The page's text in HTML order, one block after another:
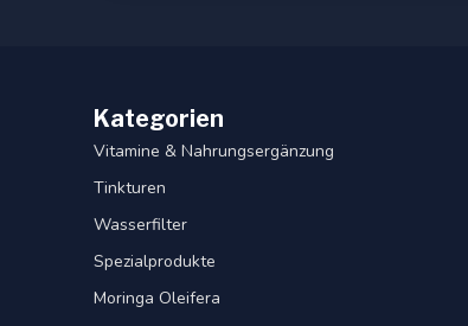
Kategorien
Vitamine & Nahrungsergänzung
Tinkturen
Wasserfilter
Spezialprodukte
Moringa Oleifera